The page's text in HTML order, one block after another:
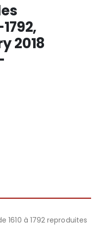
2018
1610 à 1792 reproduites